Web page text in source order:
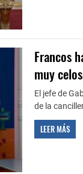
Francos
muy
El jefe de
de la
LEER MÁS